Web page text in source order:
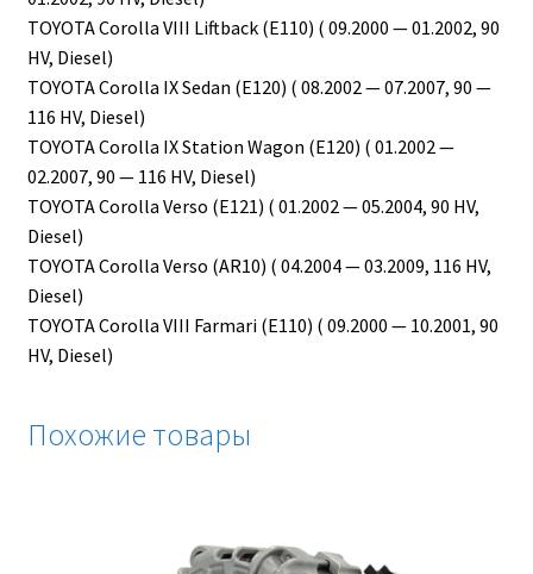
TOYOTA Corolla VIII Liftback (E110) ( 09.2000 — 01.2002, 90
HV, Diesel)
TOYOTA Corolla IX Sedan (E120) ( 08.2002 — 07.2007, 90 —
116 HV, Diesel)
TOYOTA Corolla IX Station Wagon (E120) ( 01.2002 —
02.2007, 90 — 116 HV, Diesel)
TOYOTA Corolla Verso (E121) ( 01.2002 — 05.2004, 90 HV,
Diesel)
TOYOTA Corolla Verso (AR10) ( 04.2004 — 03.2009, 116 HV,
Diesel)
TOYOTA Corolla VIII Farmari (E110) ( 09.2000 — 10.2001, 90
HV, Diesel)
Похожие товары